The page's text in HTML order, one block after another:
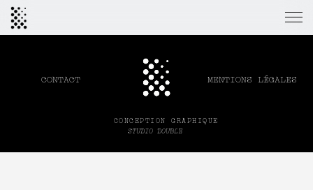
CONTACT MENTIONS LÉGALES
CONCEPTION GRAPHIQUE
STUDIO DOUBLE